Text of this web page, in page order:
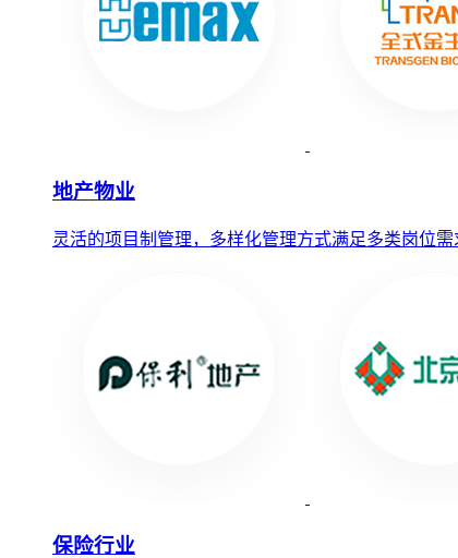
地产物业
灵活的项目制管理，多样化管理方式满足多类岗位需
保险行业